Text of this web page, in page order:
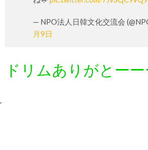
— NPO法人日韓文化交流会
月9日
ドリムありがとー